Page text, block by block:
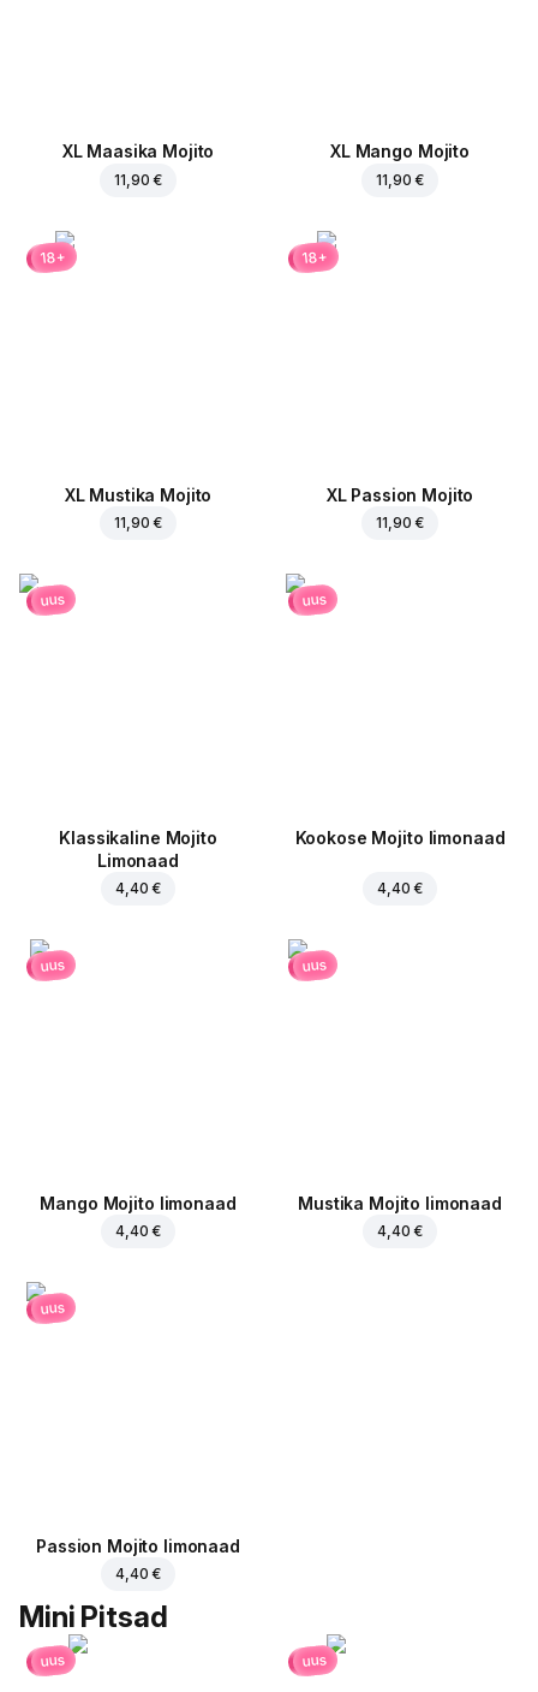
XL Maasika Mojito
11,90 €
XL Mango Mojito
11,90 €
18+
XL Mustika Mojito
11,90 €
18+
XL Passion Mojito
11,90 €
uus
Klassikaline Mojito
Limonaad
4,40 €
uus
Kookose Mojito limonaad
4,40 €
uus
Mango Mojito limonaad
4,40 €
uus
Mustika Mojito limonaad
4,40 €
uus
Passion Mojito limonaad
4,40 €
Mini Pitsad
uus uus